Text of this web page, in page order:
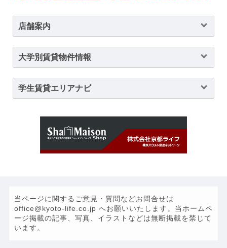
店舗案内
大学別賃貸物件情報
学生賃貸エリアナビ
当ページに関するご意見・質問などお問合せは
office@kyoto-life.co.jp へお願いいたします。当ホームペ
ージ掲載の記事、写真、イラストなどは無断掲載を禁じて
います。